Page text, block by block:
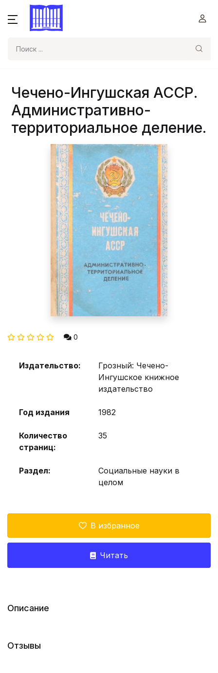
Чечено-Ингушская АССР.
Административно-
территориальное деление.
0
Издательство:
Грозный: Чечено-
Ингушское книжное
издательство
Год издания 1982
Количество
страниц:
35
Раздел:
Социальные науки в
целом
В избранное
Читать
Описание
Отзывы